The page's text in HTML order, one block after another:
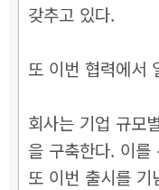
갖추고 있다.
또 이번 협력에서
회사는 기업 규모
을 구축한다. 이
또 이번 출시를 기